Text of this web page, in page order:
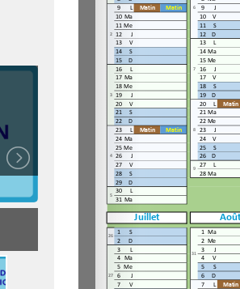
CARTES AVANTAGES
JEUNES 2026-2027